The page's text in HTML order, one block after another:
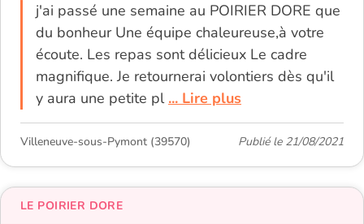
j'ai passé une semaine au POIRIER DORE que
du bonheur Une équipe chaleureuse,à votre
écoute. Les repas sont délicieux Le cadre
magnifique. Je retournerai volontiers dès qu'il
y aura une petite pl ... Lire plus
Villeneuve-sous-Pymont (39570) Publié le 21/08/2021
LE POIRIER DORE